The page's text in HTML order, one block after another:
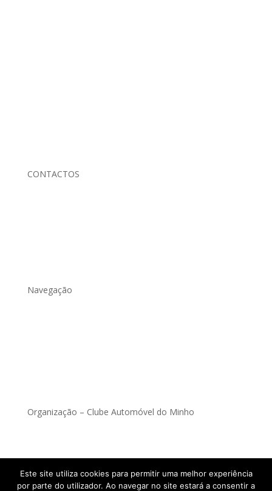
CONTACTOS
Navegação
Organização – Clube Automóvel do Minho
Powered byIber Bússola
Este site utiliza cookies para permitir uma melhor experiência
por parte do utilizador. Ao navegar no site estará a consentir a